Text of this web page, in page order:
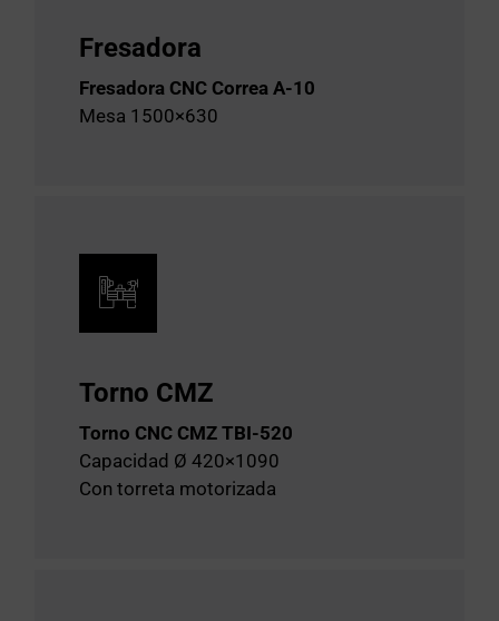
Fresadora
Fresadora CNC Correa A-10
Mesa 1500×630
Torno CMZ
Torno CNC CMZ TBI-520
Capacidad Ø 420×1090
Con torreta motorizada